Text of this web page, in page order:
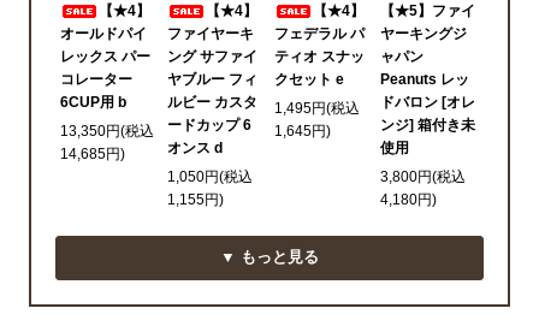
【★4】
オールドパイ
レックス パー
コレーター
6CUP用 b
13,350円(税込
14,685円)
【★4】
ファイヤーキ
ング サファイ
ヤブルー フィ
ルビー カスタ
ードカップ 6
オンス d
1,050円(税込
1,155円)
【★4】
フェデラル パ
ティオ スナッ
クセット e
1,495円(税込
1,645円)
【★5】ファイ
ヤーキングジ
ャパン
Peanuts レッ
ドバロン [オレ
ンジ] 箱付き未
使用
3,800円(税込
4,180円)
▼ もっと見る